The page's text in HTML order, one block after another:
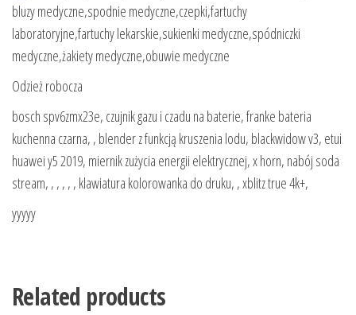
bluzy medyczne,spodnie medyczne,czepki,fartuchy
laboratoryjne,fartuchy lekarskie,sukienki medyczne,spódniczki
medyczne,żakiety medyczne,obuwie medyczne
Odzież robocza
bosch spv6zmx23e, czujnik gazu i czadu na baterie, franke bateria
kuchenna czarna, , blender z funkcją kruszenia lodu, blackwidow v3, etui
huawei y5 2019, miernik zużycia energii elektrycznej, x horn, nabój soda
stream, , , , , , klawiatura kolorowanka do druku, , xblitz true 4k+,
yyyyy
Related products